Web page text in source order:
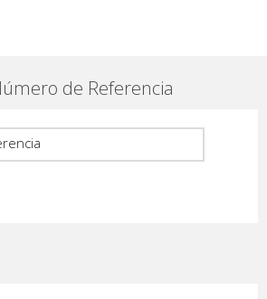
de Referencia